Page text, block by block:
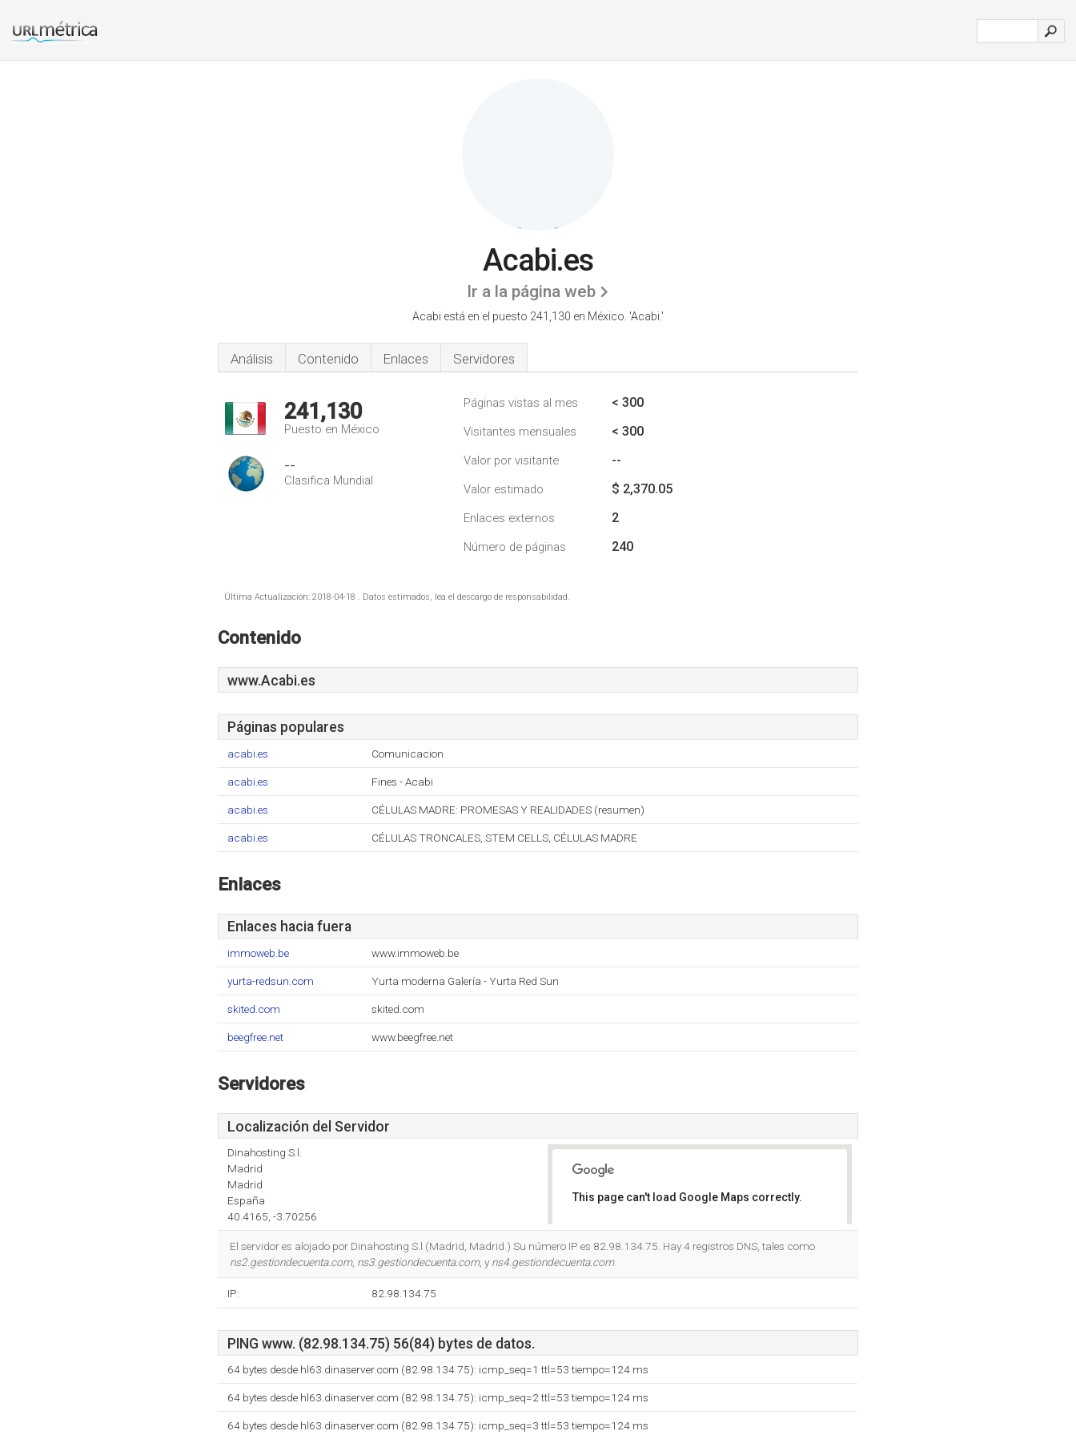
Acabi.es
Ir a la página web
Acabi está en el puesto 241,130 en México. 'Acabi.'
Análisis Contenido Enlaces Servidores
241,130
Puesto en México
--
Clasifica Mundial
Páginas vistas al mes < 300
Visitantes mensuales < 300
Valor por visitante --
Valor estimado $ 2,370.05
Enlaces externos 2
Número de páginas 240
Última Actualización: 2018-04-18 . Datos estimados, lea el descargo de responsabilidad.
Contenido
www.Acabi.es
Páginas populares
acabi.es Comunicacion
acabi.es Fines - Acabi
acabi.es CÉLULAS MADRE: PROMESAS Y REALIDADES (resumen)
acabi.es CÉLULAS TRONCALES, STEM CELLS, CÉLULAS MADRE
Enlaces
Enlaces hacia fuera
immoweb.be www.immoweb.be
yurta-redsun.com Yurta moderna Galería - Yurta Red Sun
skited.com skited.com
beegfree.net www.beegfree.net
Servidores
Localización del Servidor
Dinahosting S.l.
Madrid
Madrid
España
40.4165, -3.70256
This page can't load Google Maps correctly.
El servidor es alojado por Dinahosting S.l (Madrid, Madrid.) Su número IP es 82.98.134.75. Hay 4 registros DNS, tales como
ns2.gestiondecuenta.com, ns3.gestiondecuenta.com, y ns4.gestiondecuenta.com.
IP: 82.98.134.75
PING www. (82.98.134.75) 56(84) bytes de datos.
64 bytes desde hl63.dinaserver.com (82.98.134.75): icmp_seq=1 ttl=53 tiempo=124 ms
64 bytes desde hl63.dinaserver.com (82.98.134.75): icmp_seq=2 ttl=53 tiempo=124 ms
64 bytes desde hl63.dinaserver.com (82.98.134.75): icmp_seq=3 ttl=53 tiempo=124 ms